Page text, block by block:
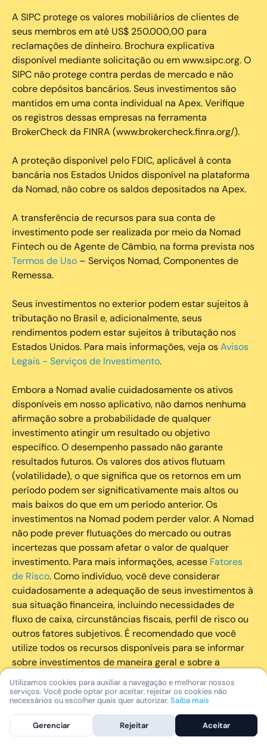
A SIPC protege os valores mobiliários de clientes de
seus membros em até US$ 250.000,00 para
reclamações de dinheiro. Brochura explicativa
disponível mediante solicitação ou em www.sipc.org. O
SIPC não protege contra perdas de mercado e não
cobre depósitos bancários. Seus investimentos são
mantidos em uma conta individual na Apex. Verifique
os registros dessas empresas na ferramenta
BrokerCheck da FINRA (www.brokercheck.finra.org/).
A proteção disponível pelo FDIC, aplicável à conta
bancária nos Estados Unidos disponível na plataforma
da Nomad, não cobre os saldos depositados na Apex.
A transferência de recursos para sua conta de
investimento pode ser realizada por meio da Nomad
Fintech ou de Agente de Câmbio, na forma prevista nos
Termos de Uso – Serviços Nomad, Componentes de
Remessa.
Seus investimentos no exterior podem estar sujeitos à
tributação no Brasil e, adicionalmente, seus
rendimentos podem estar sujeitos à tributação nos
Estados Unidos. Para mais informações, veja osAvisos
Legais - Serviços de Investimento.
Embora a Nomad avalie cuidadosamente os ativos
disponíveis em nosso aplicativo, não damos nenhuma
afirmação sobre a probabilidade de qualquer
investimento atingir um resultado ou objetivo
específico. O desempenho passado não garante
resultados futuros. Os valores dos ativos flutuam
(volatilidade), o que significa que os retornos em um
período podem ser significativamente mais altos ou
mais baixos do que em um período anterior. Os
investimentos na Nomad podem perder valor. A Nomad
não pode prever flutuações do mercado ou outras
incertezas que possam afetar o valor de qualquer
investimento. Para mais informações, acesse Fatores
de Risco. Como indivíduo, você deve considerar
cuidadosamente a adequação de seus investimentos à
sua situação financeira, incluindo necessidades de
fluxo de caixa, circunstâncias fiscais, perfil de risco ou
outros fatores subjetivos. É recomendado que você
utilize todos os recursos disponíveis para se informar
sobre investimentos de maneira geral e sobre a
composição geral de seu portfólio. Questões fiscais ou
legais relativas aos investimentos realizados através da
Nomad devem ser obtidas pelos próprios clientes. A
Nomad e suas afiliadas não fornecem nenhum tipo de
aconselhamento legal ou fiscal.
Utilizamos cookies para auxiliar a navegação e melhorar nossos
serviços. Você pode optar por aceitar, rejeitar os cookies não
necessários ou escolher quais quer autorizar. Saiba mais
Gerenciar Rejeitar Aceitar